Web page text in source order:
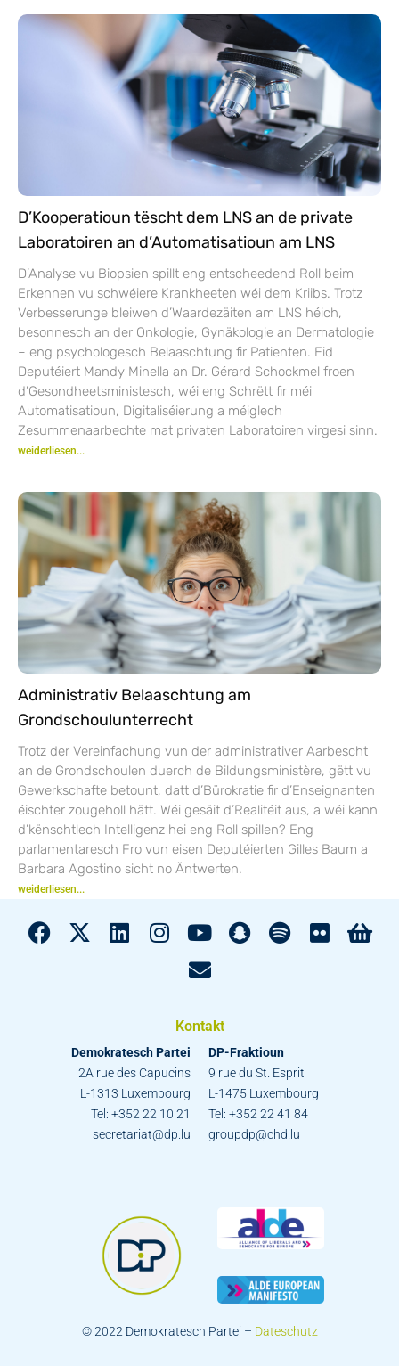
D’Kooperatioun tëscht dem LNS an de private
Laboratoiren an d’Automatisatioun am LNS
D’Analyse vu Biopsien spillt eng entscheedend Roll beim
Erkennen vu schwéiere Krankheeten wéi dem Kriibs. Trotz
Verbesserunge bleiwen d’Waardezäiten am LNS héich,
besonnesch an der Onkologie, Gynäkologie an Dermatologie
– eng psychologesch Belaaschtung fir Patienten. Eid
Deputéiert Mandy Minella an Dr. Gérard Schockmel froen
d’Gesondheetsministesch, wéi eng Schrëtt fir méi
Automatisatioun, Digitaliséierung a méiglech
Zesummenaarbechte mat privaten Laboratoiren virgesi sinn.
weiderliesen...
Administrativ Belaaschtung am
Grondschoulunterrecht
Trotz der Vereinfachung vun der administrativer Aarbescht
an de Grondschoulen duerch de Bildungsministère, gëtt vu
Gewerkschafte betount, datt d’Bürokratie fir d’Enseignanten
éischter zougeholl hätt. Wéi gesäit d’Realitéit aus, a wéi kann
d’kënschtlech Intelligenz hei eng Roll spillen? Eng
parlamentaresch Fro vun eisen Deputéierten Gilles Baum a
Barbara Agostino sicht no Äntwerten.
weiderliesen...
Kontakt
Demokratesch Partei
2A rue des Capucins
L-1313 Luxembourg
Tel: +352 22 10 21
secretariat@dp.lu
DP-Fraktioun
9 rue du St. Esprit
L-1475 Luxembourg
Tel: +352 22 41 84
groupdp@chd.lu
© 2022 Demokratesch Partei – Dateschutz